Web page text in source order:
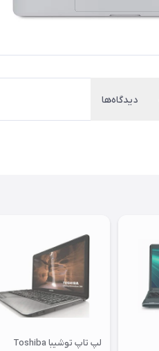
دیدگاه‌ها
لپ تاپ توشیبا Toshiba